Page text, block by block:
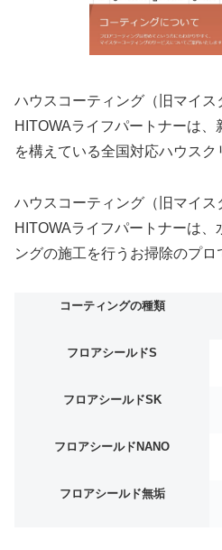
ハウスコーティング（旧マイス
HITOWAライフパートナーは
を構えている全国対応ハウスク
ハウスコーティング（旧マイス
HITOWAライフパートナーは、
ングの施工を行うお掃除のプロ
コーティングの種類
フロアシールドS
フロアシールドSK
フロアシールドNANO
フロアシールド無垢